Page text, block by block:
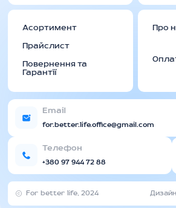
Асортимент
Прайслист
Повернення та
Гарантії
Про
Email
for.better.life.office@gmail.com
Телефон
+380 97 944 72 88
For better life, 2024